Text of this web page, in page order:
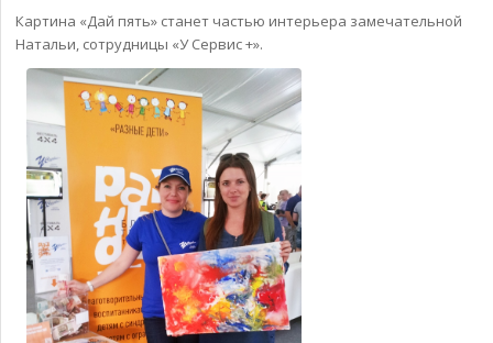
Картина «Дай пять» станет частью интерьера замечательной
Натальи, сотрудницы «У Сервис +».